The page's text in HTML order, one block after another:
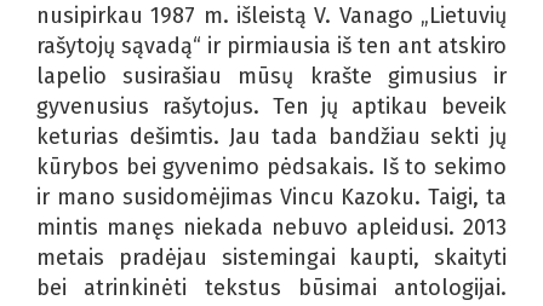
nusipirkau 1987 m. išleistą V. Vanago „Lietuvių
rašytojų sąvadą“ ir pirmiausia iš ten ant atskiro
lapelio susirašiau mūsų krašte gimusius ir
gyvenusius rašytojus. Ten jų aptikau beveik
keturias dešimtis. Jau tada bandžiau sekti jų
kūrybos bei gyvenimo pėdsakais. Iš to sekimo
ir mano susidomėjimas Vincu Kazoku. Taigi, ta
mintis manęs niekada nebuvo apleidusi. 2013
metais pradėjau sistemingai kaupti, skaityti
bei atrinkinėti tekstus būsimai antologijai.